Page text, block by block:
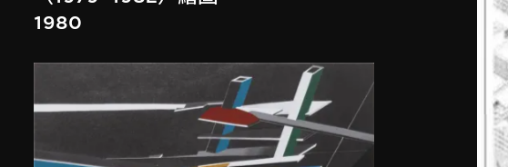
1980